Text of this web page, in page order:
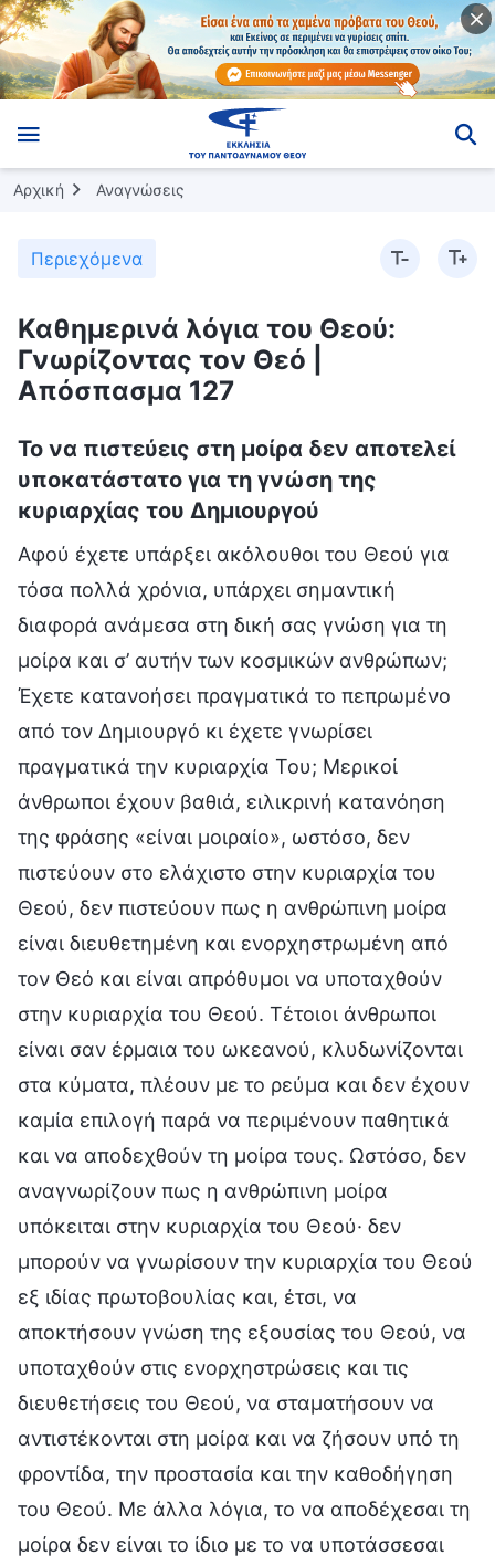
Αρχική Αναγνώσεις
Περιεχόμενα
Καθημερινά λόγια του Θεού:
Γνωρίζοντας τον Θεό |
Απόσπασμα 127
Το να πιστεύεις στη μοίρα δεν αποτελεί
υποκατάστατο για τη γνώση της
κυριαρχίας του Δημιουργού
Αφού έχετε υπάρξει ακόλουθοι του Θεού για
τόσα πολλά χρόνια, υπάρχει σημαντική
διαφορά ανάμεσα στη δική σας γνώση για τη
μοίρα και σ’ αυτήν των κοσμικών ανθρώπων;
Έχετε κατανοήσει πραγματικά το πεπρωμένο
από τον Δημιουργό κι έχετε γνωρίσει
πραγματικά την κυριαρχία Του; Μερικοί
άνθρωποι έχουν βαθιά, ειλικρινή κατανόηση
της φράσης «είναι μοιραίο», ωστόσο, δεν
πιστεύουν στο ελάχιστο στην κυριαρχία του
Θεού, δεν πιστεύουν πως η ανθρώπινη μοίρα
είναι διευθετημένη και ενορχηστρωμένη από
τον Θεό και είναι απρόθυμοι να υποταχθούν
στην κυριαρχία του Θεού. Τέτοιοι άνθρωποι
είναι σαν έρμαια του ωκεανού, κλυδωνίζονται
στα κύματα, πλέουν με το ρεύμα και δεν έχουν
καμία επιλογή παρά να περιμένουν παθητικά
και να αποδεχθούν τη μοίρα τους. Ωστόσο, δεν
αναγνωρίζουν πως η ανθρώπινη μοίρα
υπόκειται στην κυριαρχία του Θεού· δεν
μπορούν να γνωρίσουν την κυριαρχία του Θεού
εξ ιδίας πρωτοβουλίας και, έτσι, να
αποκτήσουν γνώση της εξουσίας του Θεού, να
υποταχθούν στις ενορχηστρώσεις και τις
διευθετήσεις του Θεού, να σταματήσουν να
αντιστέκονται στη μοίρα και να ζήσουν υπό τη
φροντίδα, την προστασία και την καθοδήγηση
του Θεού. Με άλλα λόγια, το να αποδέχεσαι τη
μοίρα δεν είναι το ίδιο με το να υποτάσσεσαι